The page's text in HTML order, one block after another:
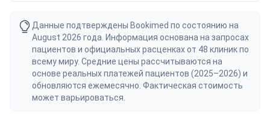
Данные подтверждены Bookimed по состоянию на
August 2026 года. Информация основана на запросах
пациентов и официальных расценках от 48 клиник по
всему миру. Средние цены рассчитываются на
основе реальных платежей пациентов (2025–2026) и
обновляются ежемесячно. Фактическая стоимость
может варьироваться.